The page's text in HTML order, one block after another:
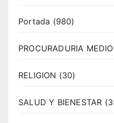
Portada (980)
PROCURADURIA
RELIGION (30)
SALUD Y BIENESTAR